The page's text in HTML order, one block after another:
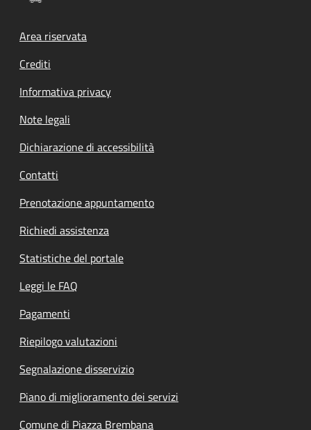
Footer menu
Area riservata
Crediti
Informativa privacy
Note legali
Dichiarazione di accessibilità
Contatti
Prenotazione appuntamento
Richiedi assistenza
Statistiche del portale
Leggi le FAQ
Pagamenti
Riepilogo valutazioni
Segnalazione disservizio
Piano di miglioramento dei servizi
Comune di Piazza Brembana